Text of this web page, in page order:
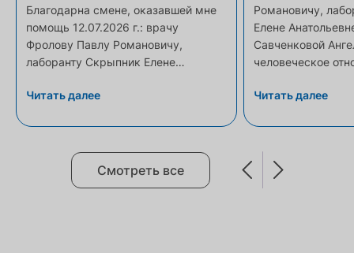
Благодарна смене, оказавшей мне
помощь 12.07.2026 г.: врачу
Фролову Павлу Романовичу,
лаборанту Скрыпник Елене
Савченковой Ангелине. Беда не
записаться на обследование "н...
Читать далее
Романовичу,
Елене
Савченковой
человеческое
Читать далее
Смотреть все